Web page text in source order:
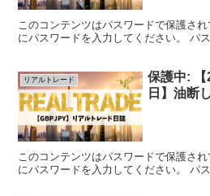
このコンテンツはパスワードで保護さ
にパスワードを入力してください。 パ
リアルトレード
保護中:
日】油断
このコンテンツはパスワードで保護さ
にパスワードを入力してください。 パ